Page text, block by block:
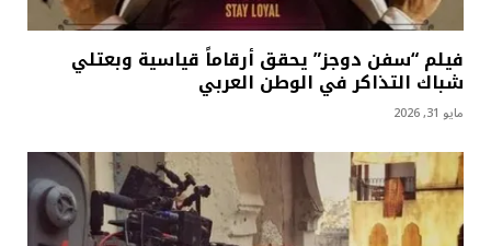
فيلم “سفن دوجز” يحقق أرقاماً قياسية وبعتلي
شباك التذاكر في الوطن العربي
مايو 31, 2026